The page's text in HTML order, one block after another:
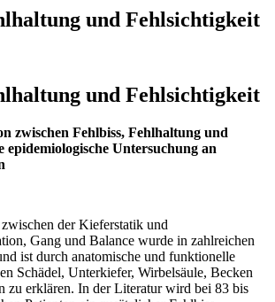
und Fehlsichtigkeit
und Fehlsichtigkeit
zwischen Fehlbiss, Fehlhaltung und
epidemiologische Untersuchung an
der Kieferstatik und
Gang und Balance wurde in zahlreichen
ist durch anatomische und funktionelle
Schädel, Unterkiefer, Wirbelsäule, Becken
zu erklären. In der Literatur wird bei 83 bis